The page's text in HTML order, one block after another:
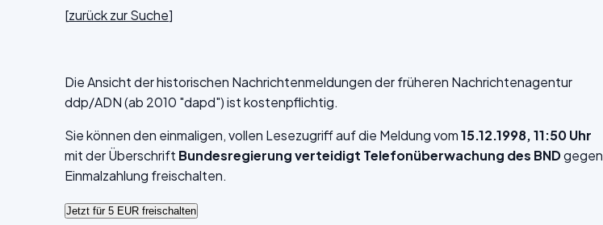
[zurück zur Suche]
Die Ansicht der historischen Nachrichtenmeldungen der früheren Nachrichtenagentur
ddp/ADN (ab 2010 "dapd") ist kostenpflichtig.
Sie können den einmaligen, vollen Lesezugriff auf die Meldung vom15.12.1998, 11:50 Uhr
mit der Überschrift Bundesregierung verteidigt Telefonüberwachung des BNDgegen
Einmalzahlung freischalten.